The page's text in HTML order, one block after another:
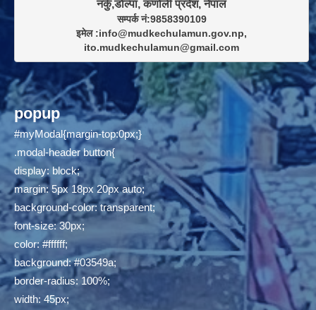
सम्पर्क नं:9858390109
इमेल :info@mudkechulamun.gov.np,
ito.mudkechulamun@gmail.com
popup
#myModal{margin-top:0px;}
.modal-header button{
display: block;
margin: 5px 18px 20px auto;
background-color: transparent;
font-size: 30px;
color: #ffffff;
background: #03549a;
border-radius: 100%;
width: 45px;